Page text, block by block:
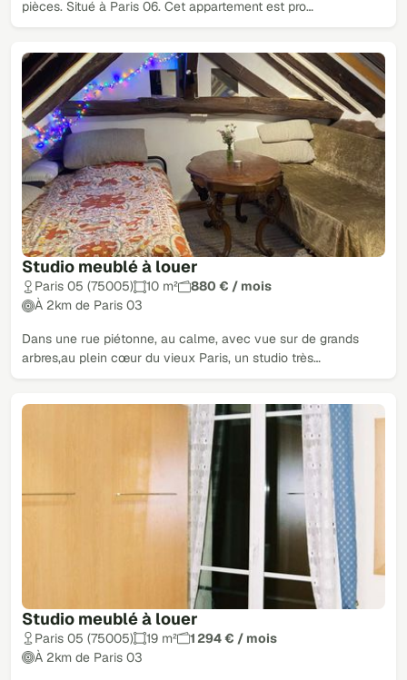
pièces. Situé à Paris 06. Cet appartement est pro…
Studio meublé à louer
Paris 05 (75005) 10 m²
880 € / mois
À 2km de Paris 03
Dans une rue piétonne, au calme, avec vue sur de grands
arbres,au plein cœur du vieux Paris, un studio très…
Studio meublé à louer
Paris 05 (75005) 19 m²
1 294 € / mois
À 2km de Paris 03